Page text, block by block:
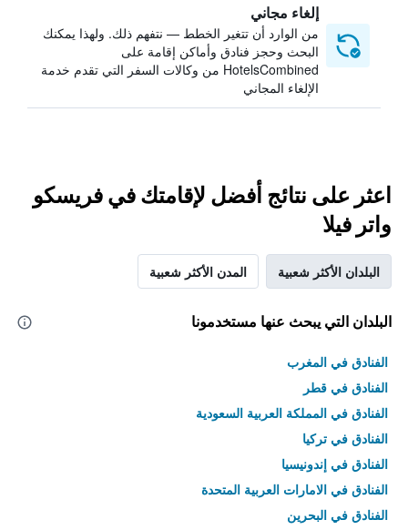
إلغاء مجاني
من الوارد أن تتغير الخطط — نتفهم ذلك. ولهذا يمكنك
البحث وحجز فنادق وأماكن إقامة على
HotelsCombined من وكالات السفر التي تقدم خدمة
الإلغاء المجاني
اعثر على نتائج أفضل لإقامتك في فريسكو
واتر فيلا
البلدان الأكثر شعبية المدن الأكثر شعبية
البلدان التي يبحث عنها مستخدمونا
الفنادق في المغرب
الفنادق في قطر
الفنادق في المملكة العربية السعودية
الفنادق في تركيا
الفنادق في إندونيسيا
الفنادق في الامارات العربية المتحدة
الفنادق في البحرين